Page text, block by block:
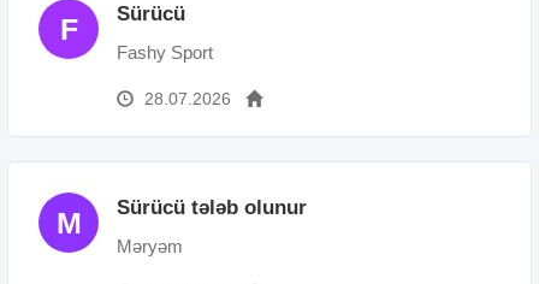
F Sürücü
Fashy Sport
28.07.2026
M Sürücü tələb olunur
Məryəm